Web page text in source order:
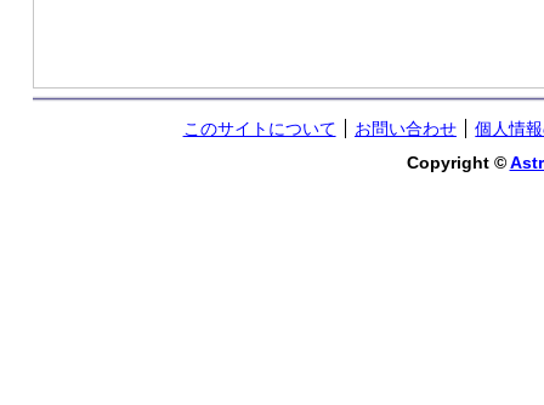
このサイトについて お問い合わせ
個人情
Copyright ©